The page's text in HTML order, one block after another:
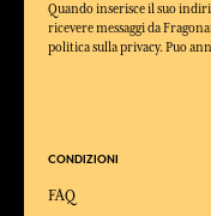
Quando inserisce il suo
ricevere messaggi da
politica sulla privacy. Puo
CONDIZIONI
FAQ